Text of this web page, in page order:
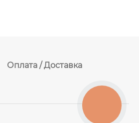
Оплата / Доставка